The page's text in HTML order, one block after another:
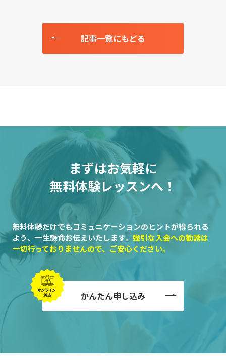
記事一覧にもどる
まずはお気軽に
無料体験レッスンへ！
無料体験だけでもコミュニケーションのヒントが得られる
よう、一生懸命お伝えいたします。 強引な入会への勧誘は
一切行っておりませんので、ご安心ください。
かんたん申し込み